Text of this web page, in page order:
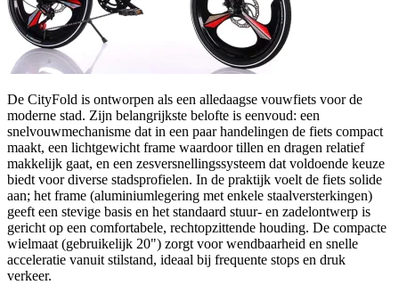
De CityFold is ontworpen als een alledaagse vouwfiets voor de
moderne stad. Zijn belangrijkste belofte is eenvoud: een
snelvouwmechanisme dat in een paar handelingen de fiets compact
maakt, een lichtgewicht frame waardoor tillen en dragen relatief
makkelijk gaat, en een zesversnellingssysteem dat voldoende keuze
biedt voor diverse stadsprofielen. In de praktijk voelt de fiets solide
aan; het frame (aluminiumlegering met enkele staalversterkingen)
geeft een stevige basis en het standaard stuur- en zadelontwerp is
gericht op een comfortabele, rechtopzittende houding. De compacte
wielmaat (gebruikelijk 20") zorgt voor wendbaarheid en snelle
acceleratie vanuit stilstand, ideaal bij frequente stops en druk
verkeer.